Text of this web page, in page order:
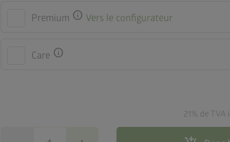
Premium info Vers le configurateur
Care info
21% de TVA